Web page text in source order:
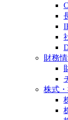
財務
株式